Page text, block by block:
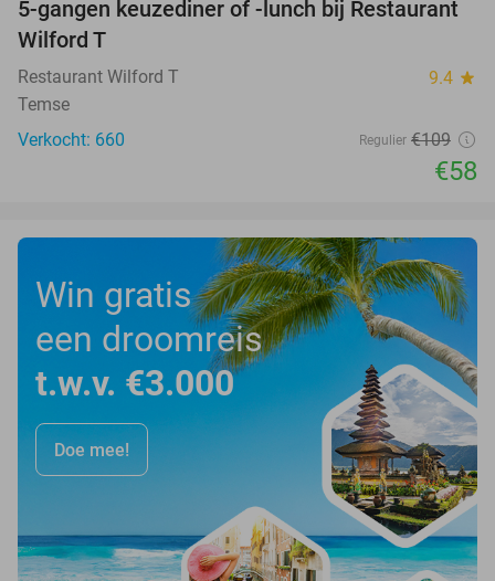
47%
5-gangen keuzediner of -lunch bij Restaurant
Wilford T
Restaurant Wilford T 9.4 star
Temse
Verkocht: 660
Regulier €109
€58
Win gratis
een droomreis
t.w.v. €3.000
Doe mee!